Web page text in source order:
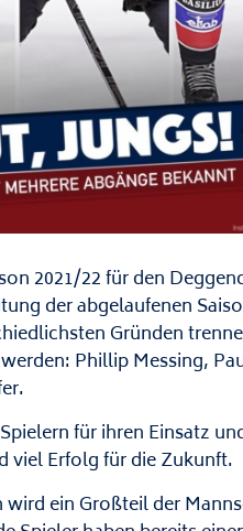
2021/22 für den
der abgelaufenen
Gründen
Phillip Messing,
für ihren Einsatz
viel Erfolg für die Zukunft.
ein Großteil der